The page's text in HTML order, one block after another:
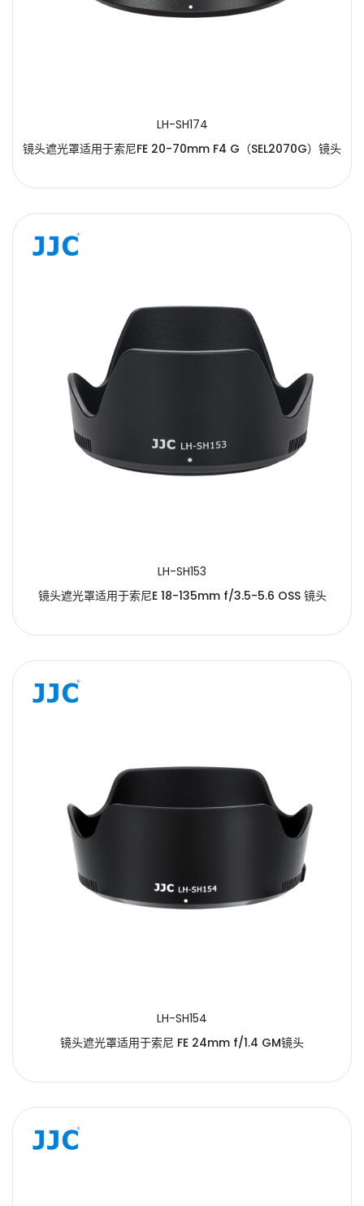
LH-SH174
镜头遮光罩适用于索尼FE 20-70mm F4 G（SEL2070G）镜头
LH-SH153
镜头遮光罩适用于索尼E 18-135mm f/3.5-5.6 OSS 镜头
LH-SH154
镜头遮光罩适用于索尼 FE 24mm f/1.4 GM镜头